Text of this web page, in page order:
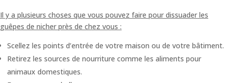
Il y a plusieurs choses que vous pouvez faire pour dissuader les
guêpes de nicher près de chez vous :
Scellez les points d’entrée de votre maison ou de votre bâtiment.
Retirez les sources de nourriture comme les aliments pour
animaux domestiques.